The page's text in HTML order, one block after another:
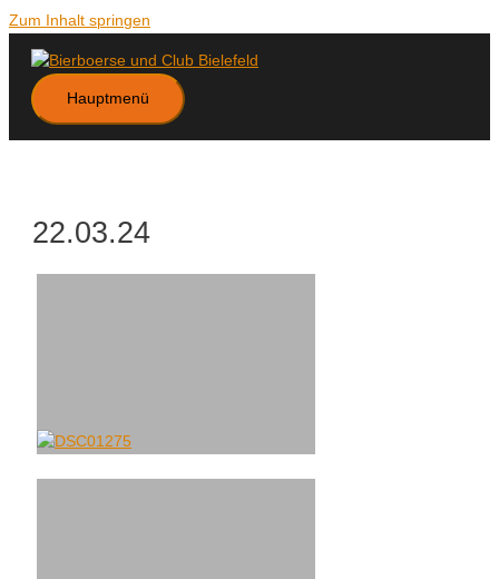
Zum Inhalt springen
Hauptmenü
22.03.24